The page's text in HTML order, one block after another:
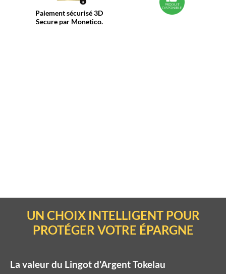
Paiement sécurisé 3D
Secure par Monetico.
UN CHOIX INTELLIGENT POUR
PROTÉGER VOTRE ÉPARGNE
La valeur du Lingot d'Argent Tokelau